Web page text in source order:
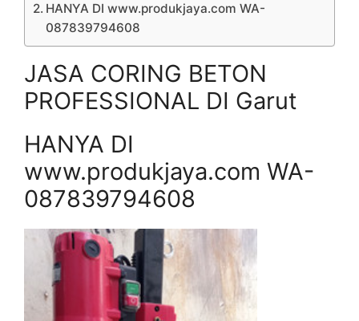
HANYA DI www.produkjaya.com WA-
087839794608
JASA CORING BETON
PROFESSIONAL DI Garut
HANYA DI
www.produkjaya.com WA-
087839794608